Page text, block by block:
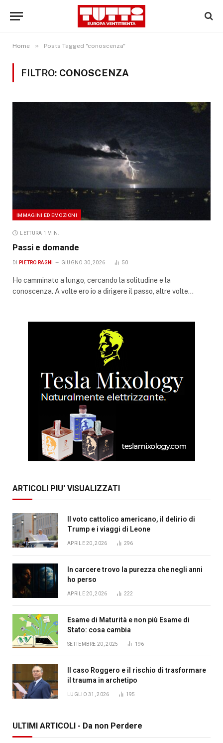
Home » Posts Tagged "conoscenza"
FILTRO: CONOSCENZA
IMMAGINI ED EMOZIONI
LETTURA 1 MIN.
Passi e domande
DI PIETRO RAGNI GIUGNO 30, 2026 50
Ho camminato a lungo, cercando la solitudine e la
conoscenza. A volte ero io a dirigere il passo, altre volte…
ARTICOLI PIU' VISUALIZZATI
Il voto cattolico americano, il delirio di
Trump e i viaggi di Leone
APRILE 20, 2026 296
In carcere trovo la purezza che negli anni
ho perso
APRILE 20, 2026 222
Esame di Maturità e non più Esame di
Stato: cosa cambia
SETTEMBRE 20, 2025 196
Il caso Roggero e il rischio di trasformare
il trauma in archetipo
LUGLIO 31, 2026 195
ULTIMI ARTICOLI - Da non Perdere